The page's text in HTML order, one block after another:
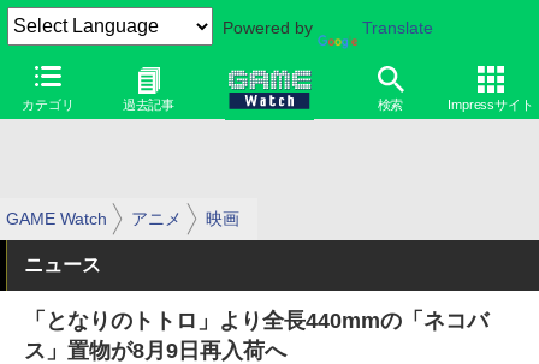
Powered by Translate
カテゴリ 過去記事 検索 Impressサイト
GAME Watch アニメ 映画
ニュース
「となりのトトロ」より全長440mmの「ネコバ
ス」置物が8月9日再入荷へ